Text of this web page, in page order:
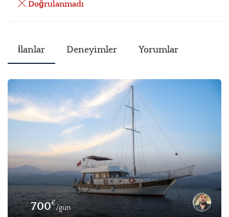
Doğrulanmadı
İlanlar Deneyimler Yorumlar
700€
/gün